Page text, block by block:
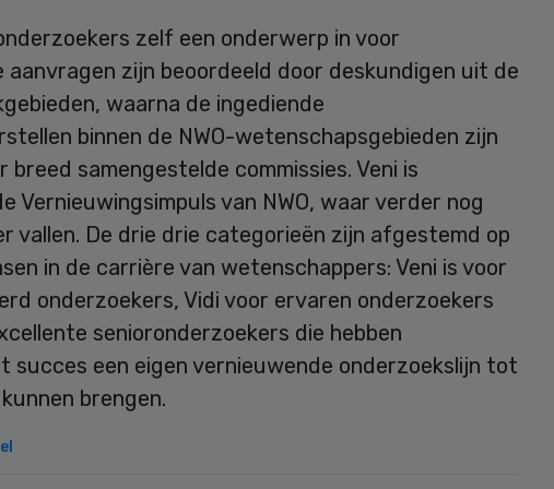
zelf een onderwerp in voor
aanvragen zijn beoordeeld door deskundigen uit de
waarna de ingediende
binnen de NWO-wetenschapsgebieden zijn
breed samengestelde commissies. Veni is
Vernieuwingsimpuls van NWO, waar verder nog
vallen. De drie drie categorieën zijn afgestemd op
in de carrière van wetenschappers: Veni is voor
onderzoekers, Vidi voor ervaren onderzoekers
senioronderzoekers die hebben
succes een eigen vernieuwende onderzoekslijn tot
brengen.